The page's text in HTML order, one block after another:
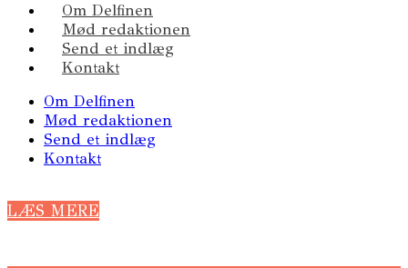
Om Delfinen
Mød redaktionen
Send et indlæg
Kontakt
Om Delfinen
Mød redaktionen
Send et indlæg
Kontakt
LÆS MERE